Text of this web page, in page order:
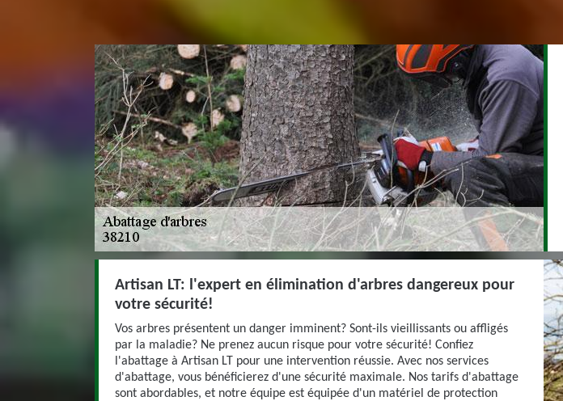
Artisan LT: l'expert en élimination d'arbres dangereux pour
votre sécurité!
Vos arbres présentent un danger imminent? Sont-ils vieillissants ou affligés
par la maladie? Ne prenez aucun risque pour votre sécurité! Confiez
l'abattage à Artisan LT pour une intervention réussie. Avec nos services
d'abattage, vous bénéficierez d'une sécurité maximale. Nos tarifs d'abattage
sont abordables, et notre équipe est équipée d'un matériel de protection